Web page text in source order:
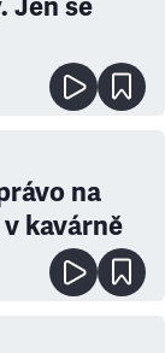
Jen se
na
kavárně